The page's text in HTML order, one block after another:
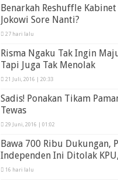
Benarkah Reshuffle
Jokowi Sore Nanti?
27 hari lalu
Risma Ngaku Tak Ingin
Tapi Juga Tak Menolak
21 Juli, 2016 | 20:33
Sadis! Ponakan Tikam
Tewas
29 Juni, 2016 | 01:02
Bawa 700 Ribu Dukungan,
Independen Ini Ditolak
16 hari lalu